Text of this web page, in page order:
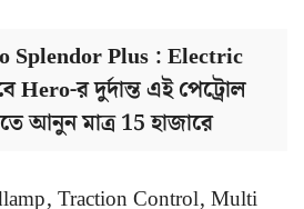
Splendor Plus : Electric
Hero-র দুর্দান্ত এই পেট্রোল
আনুন মাত্র 15 হাজারে
Traction Control, Multi